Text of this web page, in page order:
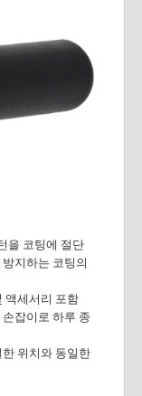
을 코팅에 절단
지하는 코팅의
액세서리 포함
잡이로 하루 종
위치와 동일한